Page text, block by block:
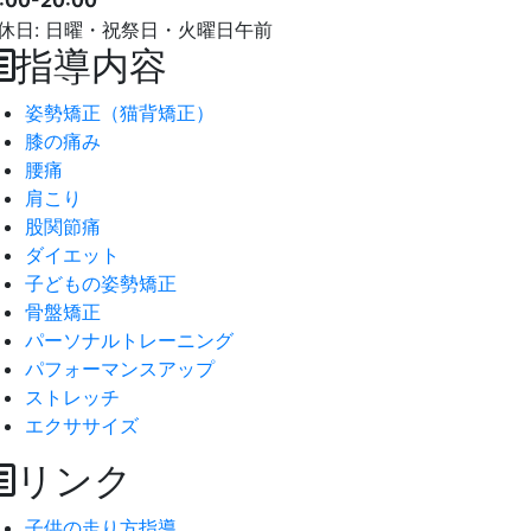
日: 日曜・祝祭日・火曜日午前
指導内容
姿勢矯正（猫背矯正）
膝の痛み
腰痛
肩こり
股関節痛
ダイエット
子どもの姿勢矯正
骨盤矯正
パーソナルトレーニング
パフォーマンスアップ
ストレッチ
エクササイズ
リンク